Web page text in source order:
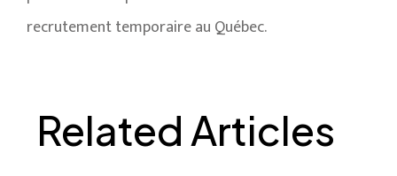
recrutement temporaire au Québec.
Related Articles